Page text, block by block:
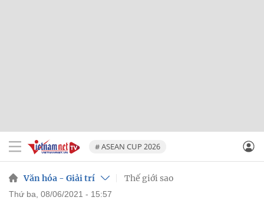
# ASEAN CUP 2026
Văn hóa - Giải trí Thế giới sao
thứ ba, 08/06/2021 - 15:57